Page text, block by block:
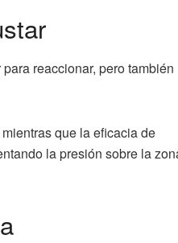
reaccionar, pero también
que la eficacia de
la presión sobre la